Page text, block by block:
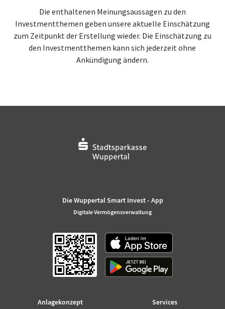
Die enthaltenen Meinungsaussagen zu den
Investmentthemen geben unsere aktuelle Einschätzung
zum Zeitpunkt der Erstellung wieder. Die Einschätzung zu
den Investmentthemen kann sich jederzeit ohne
Ankündigung ändern.
Die Wuppertal Smart Invest - App
Digitale Vermögensverwaltung
Anlagekonzept Services